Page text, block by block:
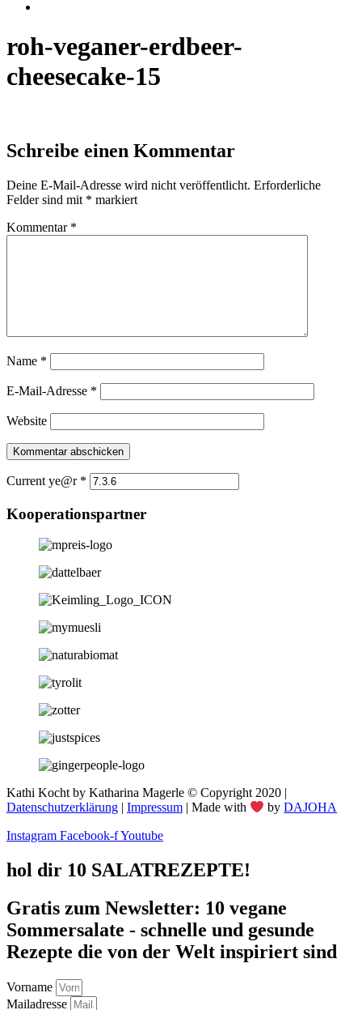
roh-veganer-erdbeer-
cheesecake-15
Schreibe einen Kommentar
Deine E-Mail-Adresse wird nicht veröffentlicht. Erforderliche
Felder sind mit * markiert
Kommentar *
Name *
E-Mail-Adresse *
Website
Current ye@r *
Kooperationspartner
Kathi Kocht by Katharina Magerle © Copyright 2020 |
Datenschutzerklärung
Impressum | Made with byDAJOHA
Instagram Facebook-fYoutube
hol dir 10 SALATREZEPTE!
Gratis zum Newsletter: 10 vegane
Sommersalate - schnelle und gesunde
Rezepte die von der Welt inspiriert sind
Vorname
Mailadresse